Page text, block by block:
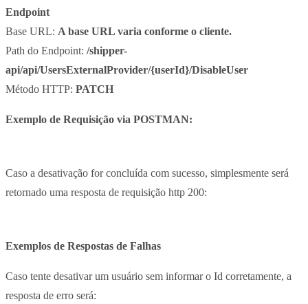
Endpoint
Base URL: A base URL varia conforme o cliente.
Path do Endpoint: /shipper-
api/api/UsersExternalProvider/{userId}/DisableUser
Método HTTP: PATCH
Exemplo de Requisição via POSTMAN:
Caso a desativação for concluída com sucesso, simplesmente será
retornado uma resposta de requisição http 200:
Exemplos de Respostas de Falhas
Caso tente desativar um usuário sem informar o Id corretamente, a
resposta de erro será: